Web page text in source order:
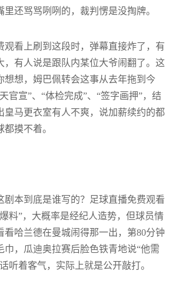
里还骂骂咧咧的，裁判愣是没掏牌。
观看上刷到这段时，弹幕直接炸了，有
，有人说是跟队内某位大爷闹翻了。这
想想，姆巴佩转会这事从去年拖到今
官宣”、“体检完成”、“签字画押”，结
皇马更衣室有人不爽，说加薪续约的都
摸不着。
剧本到底是谁写的？足球直播免费观看
爆料”，大概率是经纪人造势，但球员情
看哈兰德在曼城闹得那一出，第80分钟
巾，瓜迪奥拉赛后脸色铁青地说“他需
听着客气，实际上就是公开敲打。